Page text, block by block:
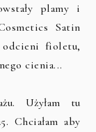
plamy i
Satin
odcieni fioletu,
cienia...
Użyłam tu
Chciałam aby